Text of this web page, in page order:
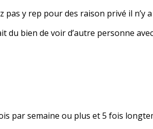
y rep pour des raison privé il n’y a
du bien de voir d’autre personne
par semaine ou plus et 5 fois